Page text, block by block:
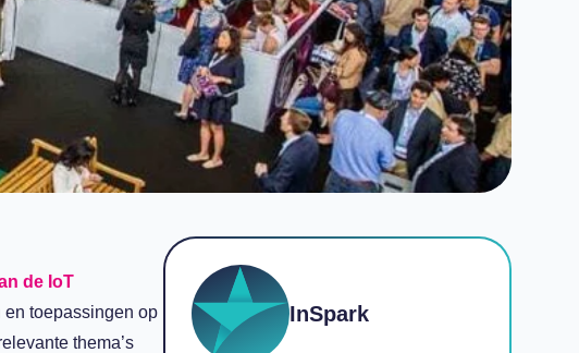
de IoT
toepassingen op
thema’s
InSpark